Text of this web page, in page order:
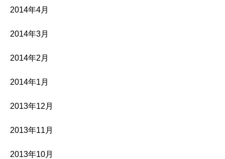
2014年4月
2014年3月
2014年2月
2014年1月
2013年12月
2013年11月
2013年10月